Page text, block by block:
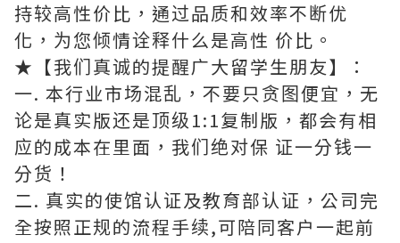
持较高性价比，通过品质和效率不断优
化，为您倾情诠释什么是高性 价比。
★【我们真诚的提醒广大留学生朋友】：
一. 本行业市场混乱，不要只贪图便宜，无
论是真实版还是顶级1:1复制版，都会有相
应的成本在里面，我们绝对保 证一分钱一
分货！
二. 真实的使馆认证及教育部认证，公司完
全按照正规的流程手续,可陪同客户一起前